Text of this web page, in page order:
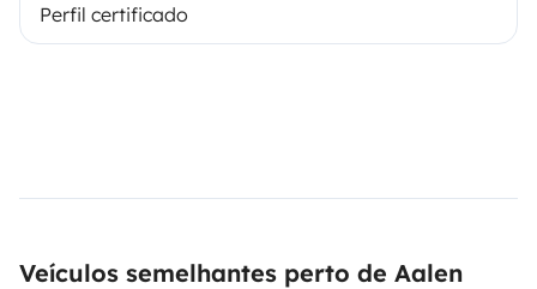
Perfil certificado
Veículos semelhantes perto de Aalen